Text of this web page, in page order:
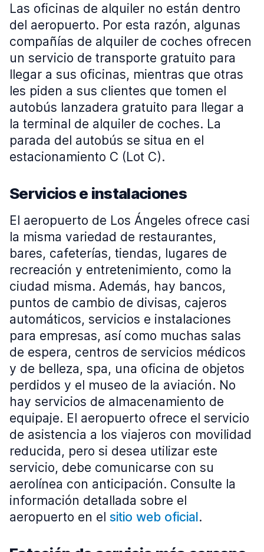
Las oficinas de alquiler no están dentro
del aeropuerto. Por esta razón, algunas
compañías de alquiler de coches ofrecen
un servicio de transporte gratuito para
llegar a sus oficinas, mientras que otras
les piden a sus clientes que tomen el
autobús lanzadera gratuito para llegar a
la terminal de alquiler de coches. La
parada del autobús se situa en el
estacionamiento C (Lot C).
Servicios e instalaciones
El aeropuerto de Los Ángeles ofrece casi
la misma variedad de restaurantes,
bares, cafeterías, tiendas, lugares de
recreación y entretenimiento, como la
ciudad misma. Además, hay bancos,
puntos de cambio de divisas, cajeros
automáticos, servicios e instalaciones
para empresas, así como muchas salas
de espera, centros de servicios médicos
y de belleza, spa, una oficina de objetos
perdidos y el museo de la aviación. No
hay servicios de almacenamiento de
equipaje. El aeropuerto ofrece el servicio
de asistencia a los viajeros con movilidad
reducida, pero si desea utilizar este
servicio, debe comunicarse con su
aerolínea con anticipación. Consulte la
información detallada sobre el
aeropuerto en el sitio web oficial.